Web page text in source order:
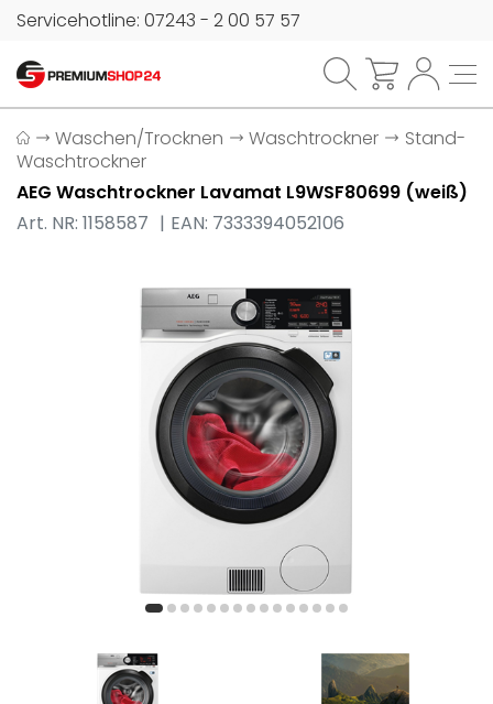
Servicehotline: 07243 - 2 00 57 57
Waschen/Trocknen Waschtrockner
Stand-
Waschtrockner
AEG Waschtrockner Lavamat L9WSF80699 (weiß)
Art. NR: 1158587
EAN: 7333394052106